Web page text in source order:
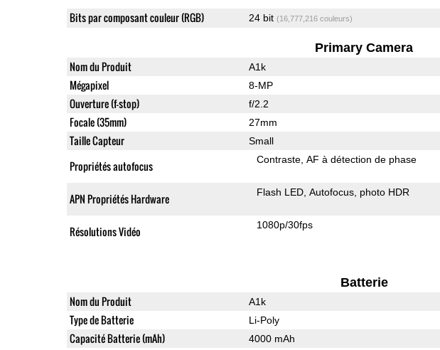
Bits par composant couleur (RGB) 24 bit (16,777,216 couleurs)
Primary Camera
Nom du Produit A1k
Mégapixel 8-MP
Ouverture (f-stop) f/2.2
Focale (35mm) 27mm
Taille Capteur Small
Propriétés autofocus Contraste AF à détection de phase
APN Propriétés Hardware Flash LED Autofocus photo HDR
Résolutions Vidéo 1080p/30fps
Batterie
Nom du Produit A1k
Type de Batterie Li-Poly
Capacité Batterie (mAh) 4000 mAh